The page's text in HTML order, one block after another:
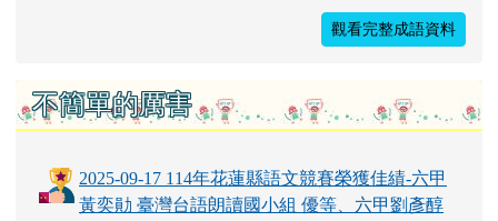
觀看完整成語資料
不簡單的厲害
2025-09-17 114年花蓮縣語文競賽榮獲佳績-六甲
黃奕勛 臺灣台語朗讀國小組 優等、六甲劉彥醇